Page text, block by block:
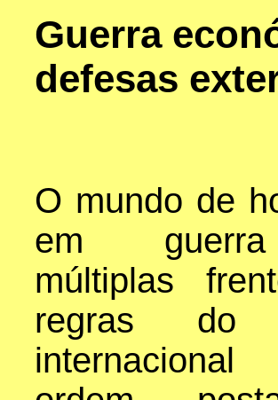
Guerra
defesas
O mundo de
em
múltiplas
regras do